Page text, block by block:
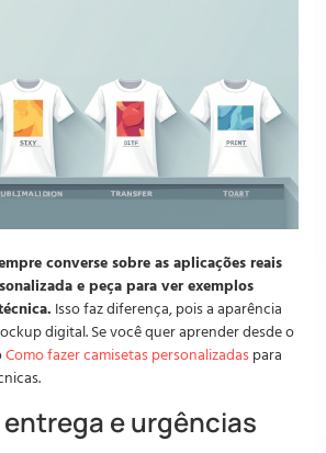
converse sobre as aplicações reais
e peça para ver exemplos
Isso faz diferença, pois a aparência
digital. Se você quer aprender desde o
Como fazer camisetas personalizadas para
entrega e urgências